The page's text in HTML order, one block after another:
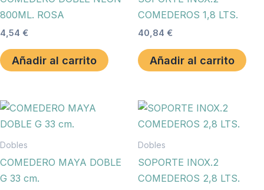
800ML. ROSA
4,54 €
Añadir al carrito
COMEDEROS 1,8 LTS.
40,84 €
Añadir al carrito
Dobles
COMEDERO MAYA DOBLE
G 33 cm.
Dobles
SOPORTE INOX.2
COMEDEROS 2,8 LTS.